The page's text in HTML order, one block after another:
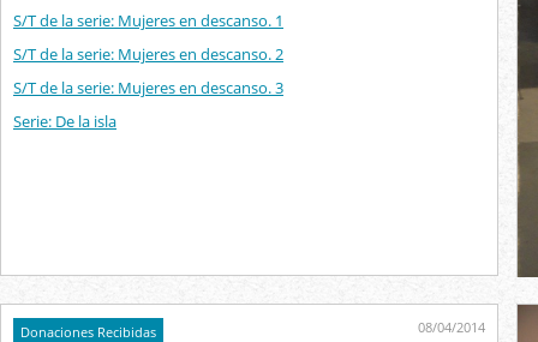
S/T de la serie: Mujeres en descanso. 1
S/T de la serie: Mujeres en descanso. 2
S/T de la serie: Mujeres en descanso. 3
Serie: De la isla
Donaciones Recibidas 08/04/2014